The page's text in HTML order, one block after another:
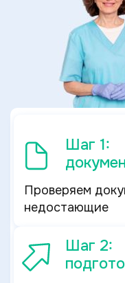
Шаг 1:
Проверяем
недостающие
Шаг 2: